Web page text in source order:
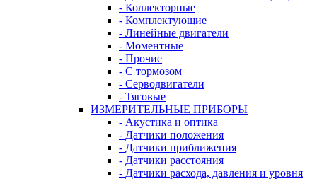
- Коллекторные
- Комплектующие
- Линейные двигатели
- Моментные
- Прочие
- С тормозом
- Серводвигатели
- Тяговые
ИЗМЕРИТЕЛЬНЫЕ ПРИБОРЫ
- Акустика и оптика
- Датчики положения
- Датчики приближения
- Датчики расстояния
- Датчики расхода, давления и уровня